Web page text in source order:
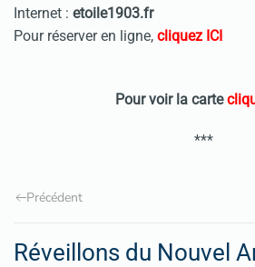
Internet : etoile1903.fr
Pour réserver en ligne, cliquez ICI
Pour voir la carte
***
Précédent
Réveillons du Nouvel